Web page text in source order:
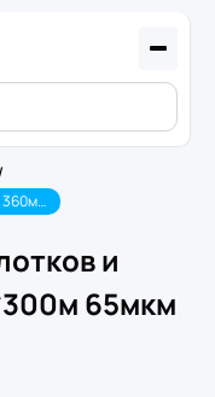
Пленка для запайки лотков и контейнеров 360мм*300м 65мкм PET/PE peel (7,2 кг)
и
65мкм